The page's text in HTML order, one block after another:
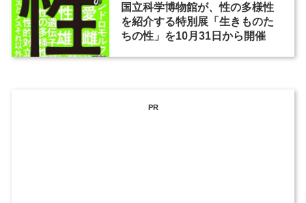
国立科学博物館が、性の多様性
を紹介する特別展「生きものた
ちの性」を10月31日から開催
PR